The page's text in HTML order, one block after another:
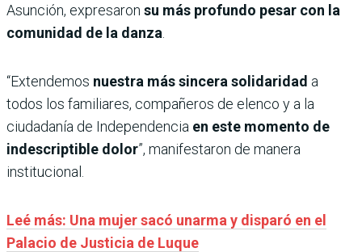
Asunción, expresaron su más profundo pesar con la
comunidad de la danza
“Extendemos nuestra más sincera solidaridad a
todos los familiares, compañeros de elenco y a la
ciudadanía de Independencia en este momento de
indescriptible dolor”, manifestaron de manera
institucional.
Leé más: Una mujer sacó unarma y disparó en el
Palacio de Justicia de Luque